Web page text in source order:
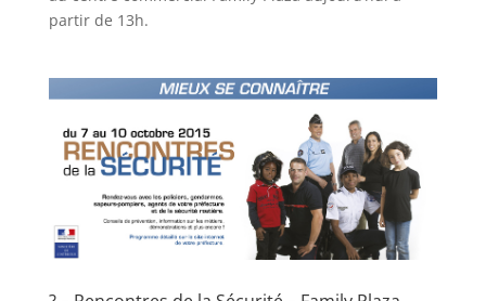
partir de 13h.